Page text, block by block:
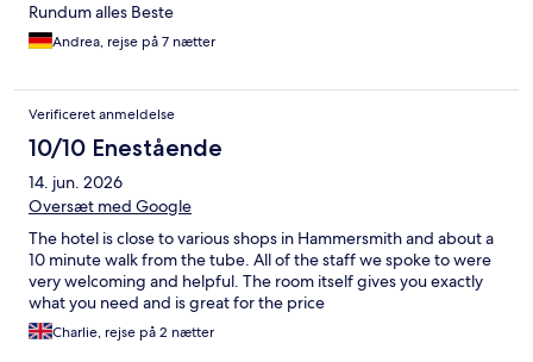
Rundum alles Beste
Andrea, rejse på 7 nætter
Verificeret anmeldelse
10/10 Enestående
14. jun. 2026
Oversæt med Google
The hotel is close to various shops in Hammersmith and about a
10 minute walk from the tube. All of the staff we spoke to were
very welcoming and helpful. The room itself gives you exactly
what you need and is great for the price
Charlie, rejse på 2 nætter